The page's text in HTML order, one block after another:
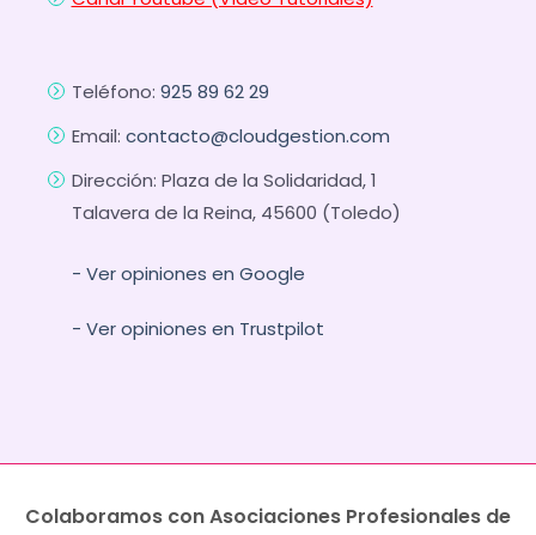
Teléfono: 925 89 62 29
Email: contacto@cloudgestion.com
Dirección: Plaza de la Solidaridad, 1
Talavera de la Reina, 45600 (Toledo)
- Ver opiniones en Google
- Ver opiniones en Trustpilot
Colaboramos con Asociaciones Profesionales de